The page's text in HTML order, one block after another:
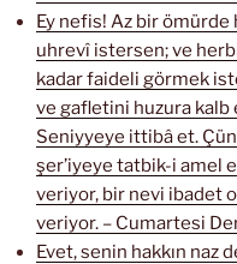
Ey nefis! Az bir ömürde
uhrevî istersen; ve
kadar faideli görmek
ve gafletini huzura
Seniyyeye ittibâ et.
şer’iyeye tatbik-i amel
veriyor, bir nevi ibadet
veriyor. – Cumartesi
Evet, senin hakkın naz